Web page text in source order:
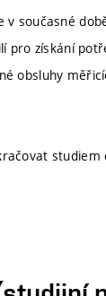
v současné
pro získání
obsluhy